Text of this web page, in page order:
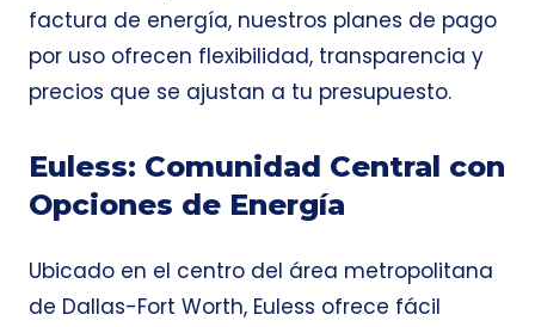
factura de energía, nuestros planes de pago
por uso ofrecen flexibilidad, transparencia y
precios que se ajustan a tu presupuesto.
Euless: Comunidad Central con
Opciones de Energía
Ubicado en el centro del área metropolitana
de Dallas-Fort Worth, Euless ofrece fácil